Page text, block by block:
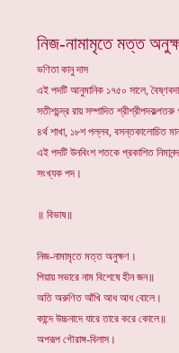
নিজ-নামামৃতে মত্ত
ভণিতা কানু দাস
এই পদটি আনুমানিক ১৭৫০ সালে,
সতীশচন্দ্র রায় সম্পাদিত
৪র্থ শাখা, ১৮শ পল্লব, বসন্তকালোচিত
এই পদটি উনবিংশ শতকে প্রকাশিত
সংখ্যক পদ।
॥ বিভাষ॥
নিজ-নামামৃতে মত্ত অনুক্ষণ।
পিয়ায় সভারে নাম বিশেষে হীন জন॥
অতি অরুণিত আঁখি আধ আধ বোলে।
কান্দে উচ্চনাদে যারে তারে করে কোলে॥
অপরূপ গৌরাঙ্গ-বিলাস।